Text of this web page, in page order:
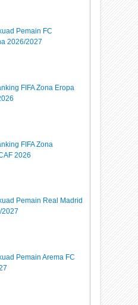
Pemain FC
2026/2027
FIFA Zona Eropa
FIFA Zona
2026
Pemain Real Madrid
2027
Pemain Arema FC